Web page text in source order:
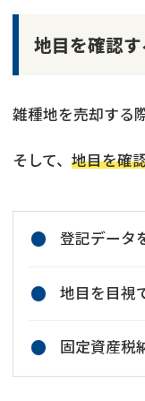
地目を確認
雑種地を売却する
そして、 地目を確
登記データ
地目を目視
固定資産税